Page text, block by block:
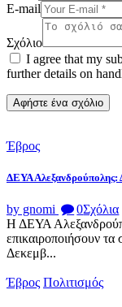
E-mail
Σχόλιο
I agree that my
further details on
Έβρος
ΔΕΥΑ Αλεξανδρούπολης:
by gnomi 0Σχόλια
Η ΔΕΥΑ
επικαιροποιήσουν τα
Δεκεμβ...
Έβρος Πολιτισμός